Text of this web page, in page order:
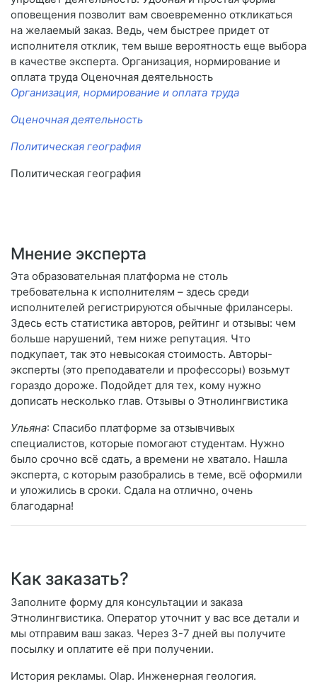
оповещения позволит вам своевременно откликаться
на желаемый заказ. Ведь, чем быстрее придет от
исполнителя отклик, тем выше вероятность еще выбора
в качестве эксперта. Организация, нормирование и
оплата труда Оценочная деятельность
Организация, нормирование и оплата труда
Оценочная деятельность
Политическая география
Политическая география
Мнение эксперта
Эта образовательная платформа не столь
требовательна к исполнителям – здесь среди
исполнителей регистрируются обычные фрилансеры.
Здесь есть статистика авторов, рейтинг и отзывы: чем
больше нарушений, тем ниже репутация. Что
подкупает, так это невысокая стоимость. Авторы-
эксперты (это преподаватели и профессоры) возьмут
гораздо дороже. Подойдет для тех, кому нужно
дописать несколько глав. Отзывы о Этнолингвистика
Ульяна: Спасибо платформе за отзывчивых
специалистов, которые помогают студентам. Нужно
было срочно всё сдать, а времени не хватало. Нашла
эксперта, с которым разобрались в теме, всё оформили
и уложились в сроки. Сдала на отлично, очень
благодарна!
Как заказать?
Заполните форму для консультации и заказа
Этнолингвистика. Оператор уточнит у вас все детали и
мы отправим ваш заказ. Через 3-7 дней вы получите
посылку и оплатите её при получении.
История рекламы. Olap. Инженерная геология.